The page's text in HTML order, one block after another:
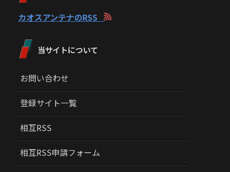
カオスアンテナのRSS
当サイトについて
お問い合わせ
登録サイト一覧
相互RSS
相互RSS申請フォーム